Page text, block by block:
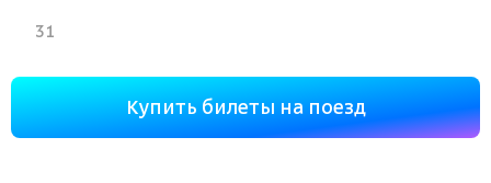
31
Купить билеты на поезд